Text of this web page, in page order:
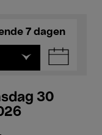
7 dagen
30